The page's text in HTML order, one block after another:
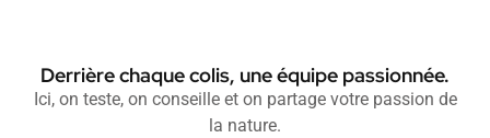
Derrière chaque colis, une équipe passionnée.
Ici, on teste, on conseille et on partage votre passion de
la nature.